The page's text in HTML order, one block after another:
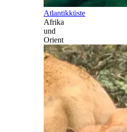
Atlantikküste
Afrika
und
Orient